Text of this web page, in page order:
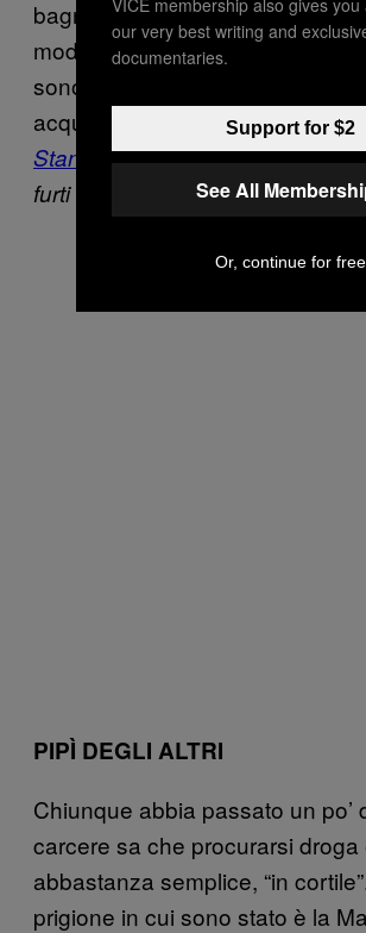
bagno ogni cinque minuti, ma
modo per passare il test. Un paio
sono beccato un’intossicazione
acqua, e non è stato bello—Pavle
Stanimirovic,46 anni, 16 anni in
furti
PIPÌ DEGLI ALTRI
Chiunque abbia passato un po’
carcere sa che procurarsi droga
abbastanza semplice, “in
prigione in cui sono stato è la
our very best writing and
documentaries.
Support for $2
See All
Or, continue for free